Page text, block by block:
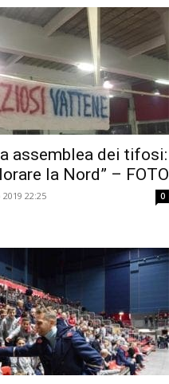
assemblea dei tifosi:
la Nord” – FOTO
2019 22:25 0